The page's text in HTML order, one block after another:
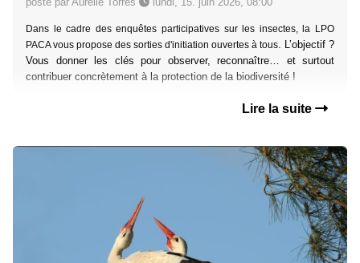
Dans le cadre des enquêtes participatives sur les insectes, la LPO
PACA vous propose des sorties d'initiation ouvertes à tous . L’objectif ?
Vous donner les clés pour observer, reconnaître… et surtout
contribuer concrètement à la protection de la biodiversité !
Lire la suite